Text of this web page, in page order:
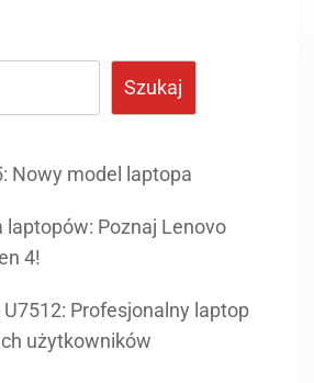
Nowy model laptopa
użytkowników